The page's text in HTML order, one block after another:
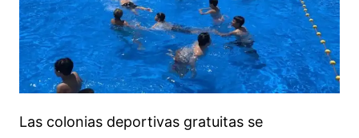
Las colonias deportivas gratuitas se